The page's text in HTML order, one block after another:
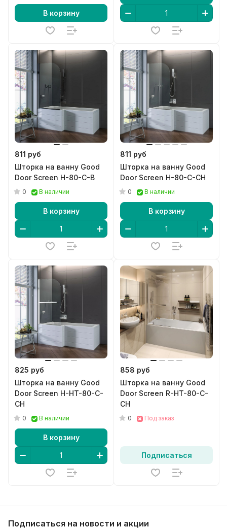
В корзину
811 руб
Шторка на ванну Good
Door Screen H-80-C-В
0 В наличии
В корзину
811 руб
Шторка на ванну Good
Door Screen H-80-C-CH
0 В наличии
В корзину
825 руб
Шторка на ванну Good
Door Screen H-HT-80-C-
CH
0 В наличии
В корзину
858 руб
Шторка на ванну Good
Door Screen R-HT-80-C-
CH
0 Под заказ
Подписаться
Подписаться на новости и акции